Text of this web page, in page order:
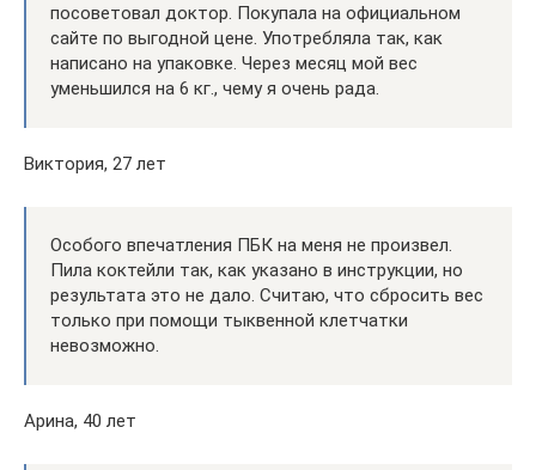
посоветовал доктор. Покупала на официальном
сайте по выгодной цене. Употребляла так, как
написано на упаковке. Через месяц мой вес
уменьшился на 6 кг., чему я очень рада.
Виктория, 27 лет
Особого впечатления ПБК на меня не произвел.
Пила коктейли так, как указано в инструкции, но
результата это не дало. Считаю, что сбросить вес
только при помощи тыквенной клетчатки
невозможно.
Арина, 40 лет